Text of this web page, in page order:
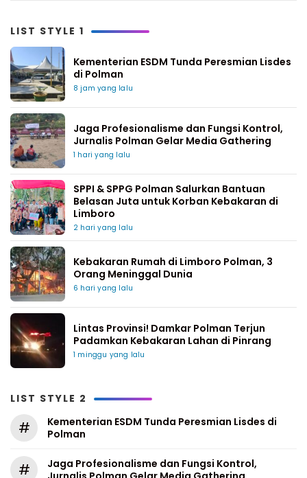
LIST STYLE 1
Kementerian ESDM Tunda Peresmian Lisdes
di Polman
8 jam yang lalu
Jaga Profesionalisme dan Fungsi Kontrol,
Jurnalis Polman Gelar Media Gathering
1 hari yang lalu
SPPI & SPPG Polman Salurkan Bantuan
Belasan Juta untuk Korban Kebakaran di
Limboro
2 hari yang lalu
Kebakaran Rumah di Limboro Polman, 3
Orang Meninggal Dunia
6 hari yang lalu
Lintas Provinsi! Damkar Polman Terjun
Padamkan Kebakaran Lahan di Pinrang
1 minggu yang lalu
LIST STYLE 2
#
Kementerian ESDM Tunda Peresmian Lisdes di
Polman
#
Jaga Profesionalisme dan Fungsi Kontrol,